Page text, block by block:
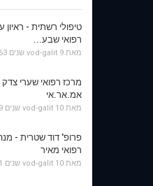
טיפולי רשתית -
רפואי שבע...
מאת vod-galit 9 שנים 663
אמ.אר.אי
מאת vod-galit 10 שנים
פרופ' דוד שטרית -
רפואי מאיר
מאת vod-galit 10 שנים